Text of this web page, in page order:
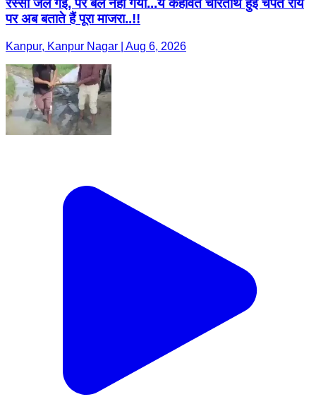
रस्सी जल गई, पर बल नहीं गया...ये कहावत चरितार्थ हुई चंपत राय
पर अब बताते हैं पूरा माजरा..!!
Kanpur, Kanpur Nagar | Aug 6, 2026